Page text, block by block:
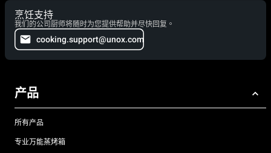
烹饪支持
我们的公司厨师将随时为您提供帮助并尽快回复。
cooking.support@unox.com
产品
所有产品
专业万能蒸烤箱